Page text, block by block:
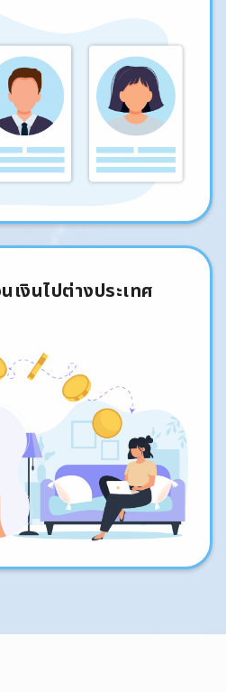
เงินไปต่างประเทศ